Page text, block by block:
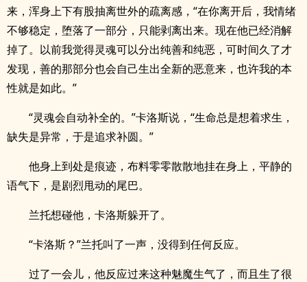
来，浑身上下有股抽离世外的疏离感，“在你离开后，我情绪
不够稳定，堕落了一部分，只能剥离出来。现在他已经消解
掉了。以前我觉得灵魂可以分出纯善和纯恶，可时间久了才
发现，善的那部分也会自己生出全新的恶意来，也许我的本
性就是如此。”
“灵魂会自动补全的。”卡洛斯说，“生命总是想着求生，
缺失是异常，于是追求补圆。”
他身上到处是痕迹，布料零零散散地挂在身上，平静的
语气下，是剧烈甩动的尾巴。
兰托想碰他，卡洛斯躲开了。
“卡洛斯？”兰托叫了一声，没得到任何反应。
过了一会儿，他反应过来这种魅魔生气了，而且生了很